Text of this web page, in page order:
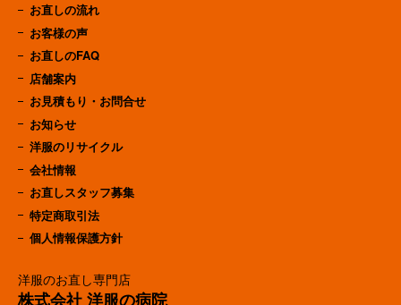
洋服のお直し専門店
株式会社 洋服の病院
お直しの流れ
お客様の声
お直しのFAQ
店舗案内
お見積もり・お問合せ
お知らせ
洋服のリサイクル
会社情報
お直しスタッフ募集
特定商取引法
個人情報保護方針